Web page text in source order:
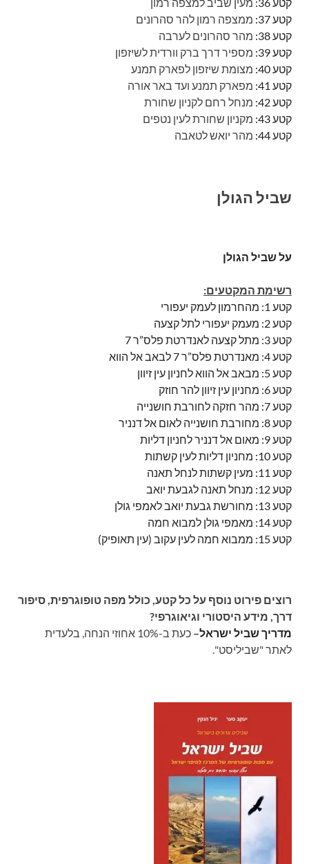
קטע 37:
ממצפה רמון להר סהרונים
קטע 38:
מהר סהרונים לערבה
קטע 39:
מספיר דרך ברק וורדית לשיזפון
קטע 40:
מצומת שיזפון לפארק תמנע
קטע 41:
מפארק תמנע ועד באר אורה
קטע 42:
מנחל רחם לקניון שחורת
קטע 43:
מקניון שחורת לעין נטפים
קטע 44:
מהר יואש לטאבה
שביל הגולן
על שביל הגולן
רשימת המקטעים:
קטע 1: מהחרמון לעמק יעפורי
קטע 2: מעמק יעפורי לתל קצעה
קטע 3: מתל קצעה לאנדרטת פלס”ר 7
קטע 4: מאנדרטת פלס”ר 7 לבאב אל הווא
קטע 5: מבאב אל הווא לחניון עין זיוון
קטע 6: מחניון עין זיוון להר חוזק
קטע 7: מהר חזקה לחורבת חושנייה
קטע 8: מחורבת חושנייה לאום אל דנניר
קטע 9: מאום אל דנניר לחניון דליות
קטע 10: מחניון דליות לעין קשתות
קטע 11: מעין קשתות לנחל תאנה
קטע 12: מנחל תאנה לגבעת יואב
קטע 13: מחורשת גבעת יואב לאמפי גולן
קטע 14: מאמפי גולן למבוא חמה
קטע 15: ממבוא חמה לעין עקוב (עין תאופיק)
רוצים פירוט נוסף על כל קטע, כולל מפה טופוגרפית, סיפור
דרך, מידע היסטורי וגיאוגרפי?
מדריך שביל ישראל–
כעת ב-10% אחוזי הנחה, בלעדית
לאתר "שביליסט".